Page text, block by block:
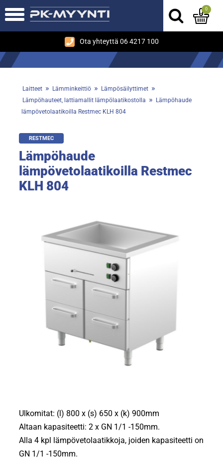
Ota yhteyttä 06 4217 100
0
Laitteet » Lämminkeittiö » Lämpösäilyttimet »
Lämpöhauteet, lattiamallit lämpölaatikostolla »
Lämpöhaude
lämpövetolaatikoilla Restmec KLH 804
RESTMEC
Lämpöhaude
lämpövetolaatikoilla Restmec
KLH 804
Ulkomitat: (l) 800 x (s) 650 x (k) 900mm
Altaan kapasiteetti: 2 x GN 1/1 -150mm.
Alla 4 kpl lämpövetolaatikkoja, joiden kapasiteetti on
GN 1/1 -150mm.